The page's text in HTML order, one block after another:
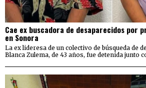
Cae ex buscadora de desaparecidos por
en Sonora
La ex lideresa de un colectivo de búsqueda de
Blanca Zulema, de 43 años, fue detenida junto